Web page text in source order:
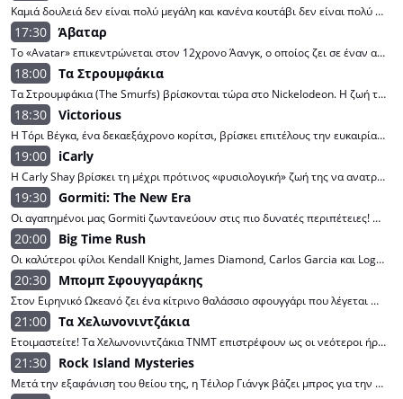
Καμιά δουλειά δεν είναι πολύ μεγάλη και κανένα κουτάβι δεν είναι πολύ μικρό! Το Paw Patrol είναι μια σειρά για παιδιά προσχολικής ηλικίας με πρωταγωνιστές 6 ηρωικά κουτάβια και επικεφαλής ένα 10χρονο αγόρι, ειδικό στις νέες τεχνολογίες, τον Ryder.
17:30 Άβαταρ
Το «Avatar» επικεντρώνεται στον 12χρονο Άανγκ, ο οποίος ζει σε έναν ασιατικό φανταστικό κόσμο που κυβερνάται από τους Άρχοντες της Φωτιάς. Ο Άανγκ δεν είναι μόνο ο κυβερνήτης του αέρα, αλλά και ο άβαταρ, ο άρχοντας όλων των στοιχείων.
18:00 Τα Στρουμφάκια
Τα Στρουμφάκια (The Smurfs) βρίσκονται τώρα στο Nickelodeon. Η ζωή τους στο δάσος θα ήταν τέλεια αν δεν απειλούνταν από τον φοβερό μάγο Δρακουμέλ.
18:30 Victorious
Η Τόρι Βέγκα, ένα δεκαεξάχρονο κορίτσι, βρίσκει επιτέλους την ευκαιρία να βγει από τη σκιά της αδελφής της και να αποδείξει την αξία της, αφού θα φοιτήσει σε ξακουστό λύκειο παραστατικών τεχνών.
19:00 iCarly
Η Carly Shay βρίσκει τη μέχρι πρότινος «φυσιολογική» ζωή της να ανατρέπεται, όταν η διαδικτυακή της εκπομπή, «iCarly», γνωρίζει επιτυχία με τη νεολαία του διαδικτύου. Καθώς οι γονείς της ταξιδεύουν στο εξωτερικό, η Carly πρέπει να βασιστεί στη βοήθεια των φίλων της Sam και Freddie και του ιδιόρρυθμου μεγαλύτερου αδελφού της, Spencer, για να διαχειριστεί τη μεγάλη της επιτυχία.
19:30 Gormiti: The New Era
Οι αγαπημένοι μας Gormiti ζωντανεύουν στις πιο δυνατές περιπέτειες! Μια νέα εποχή ξεκινά στο νησί του Gorm! Ο Zane, ο Glen, ο Carter και η Skye είναι οι 4 Εκλεκτοί-Scions που εκπροσωπούν τα 4 στοιχεία της Φύσης: Νερό, Φωτιά, Αέρας και Γη. Με τη δύναμη των Gormiti θα κληθούν να προστατέψουν το Γκορμ αλλά και τη Γη από τον Άρχοντα του Σκότους Graven και των μοχθηρών του πολεμιστών.
20:00 Big Time Rush
Οι καλύτεροι φίλοι Kendall Knight, James Diamond, Carlos Garcia και Logan Mitchell μεγάλωσαν μαζί στη Μινεσότα. Εκτός από τον Τζέιμς, τα αγόρια ενδιαφέρονται περισσότερο για το χόκεϊ παρά για το Χόλιγουντ, αλλά όταν ένας γνωστός παραγωγός φτάνει στη χώρα αναζητώντας νεαρά ταλέντα, ο Τζέιμς πρέπει να πείσει τους άλλους να τον υποστηρίξουν στο casting.
20:30 Μπομπ Σφουγγαράκης
Στον Ειρηνικό Ωκεανό ζει ένα κίτρινο θαλάσσιο σφουγγάρι που λέγεται Μπομπ Σφουγγαράκης και εργάζεται ως μάγειρας στο Κράστι Κραμπ. Ζει υπέροχες περιπέτειες με τους φίλους του στο Μπικίνι Μπότομ.
21:00 Τα Χελωνονιντζάκια
Ετοιμαστείτε! Τα Χελωνονιντζάκια TNMT επιστρέφουν ως οι νεότεροι ήρωες της Νέας Υόρκης και αυτή τη φορά έχουν καταπληκτικές νέες δυνάμεις! Ακολούθησε τις περιπέτειες των θρυλικών αδερφών Ραφαέλο, Λεονάρντο, Ντονατέλο και Μικελάντζελο.
21:30 Rock Island Mysteries
Μετά την εξαφάνιση του θείου της, η Τέιλορ Γιάνγκ βάζει μπρος για την περιπέτεια της ζωής της. Οι φίλοι της τη βοηθούν να ρίξει φως στα μυστικά που κρύβει το Ροκ Άιλαντ.